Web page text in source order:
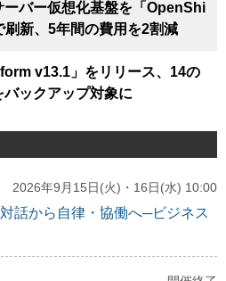
バー仮想化基盤を「OpenShi
新、5年間の費用を2割減
v13.1」をリリース、14の
ックアップ対象に
2026年9月15日(火)・16日(水) 10:00
話から自律・協働へ─ビジネス